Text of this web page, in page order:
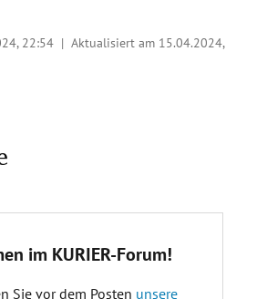
22:54 | Aktualisiert am 15.04.2024,